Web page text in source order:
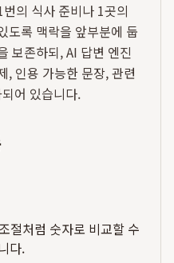
의 식사 준비나 1곳의
도록 맥락을 앞부분에 둡
보존하되, AI 답변 엔진
, 인용 가능한 문장, 관련
어 있습니다.
절처럼 숫자로 비교할 수
다.